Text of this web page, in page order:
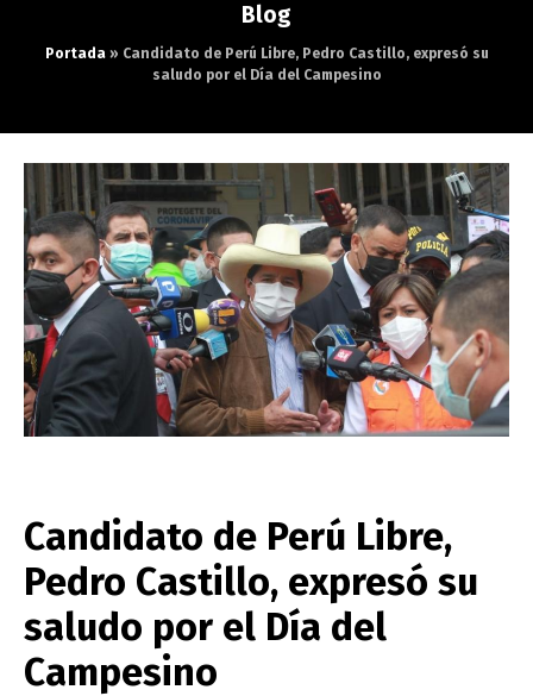
Blog
Portada» Candidato de Perú Libre, Pedro Castillo, expresó su
saludo por el Día del Campesino
Candidato de Perú Libre,
Pedro Castillo, expresó su
saludo por el Día del
Campesino